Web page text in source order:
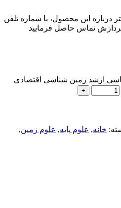
درباره این محصول، با شماره تلفن
ارشد زمین شناسی اقتصادی
خانه, علوم پایه, علوم زمین,